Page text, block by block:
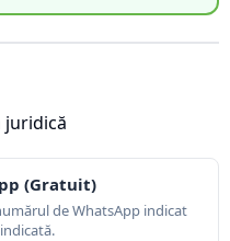
juridică
(Gratuit)
de WhatsApp indicat